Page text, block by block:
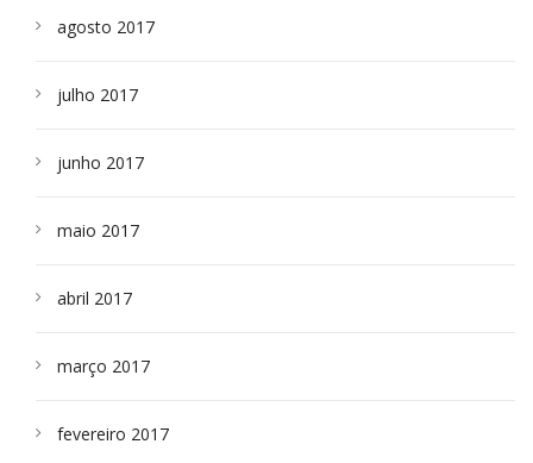
agosto 2017
julho 2017
junho 2017
maio 2017
abril 2017
março 2017
fevereiro 2017